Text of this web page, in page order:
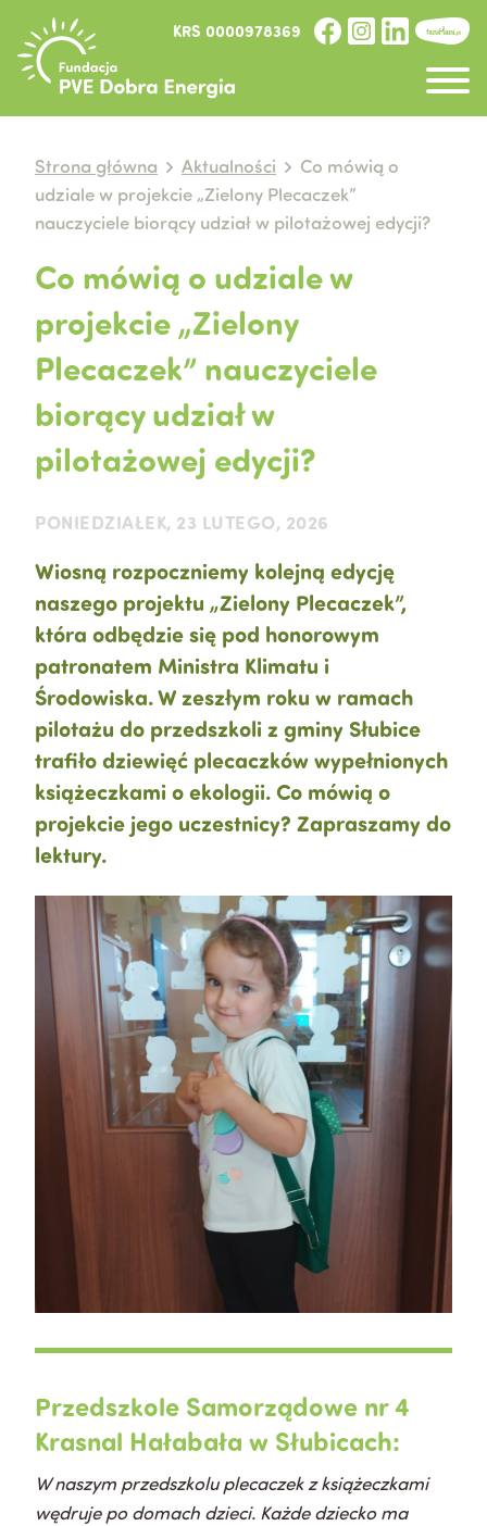
KRS 0000978369
Strona główna Aktualności
Co mówią o
udziale w projekcie „Zielony Plecaczek”
nauczyciele biorący udział w pilotażowej edycji?
Co mówią o udziale w
projekcie „Zielony
Plecaczek” nauczyciele
biorący udział w
pilotażowej edycji?
PONIEDZIAŁEK, 23 LUTEGO, 2026
Wiosną rozpoczniemy kolejną edycję
naszego projektu „Zielony Plecaczek”,
która odbędzie się pod honorowym
patronatem Ministra Klimatu i
Środowiska. W zeszłym roku w ramach
pilotażu do przedszkoli z gminy Słubice
trafiło dziewięć plecaczków wypełnionych
książeczkami o ekologii. Co mówią o
projekcie jego uczestnicy? Zapraszamy do
lektury.
Przedszkole Samorządowe nr 4
Krasnal Hałabała w Słubicach:
W naszym przedszkolu plecaczek z książeczkami
wędruje po domach dzieci. Każde dziecko ma